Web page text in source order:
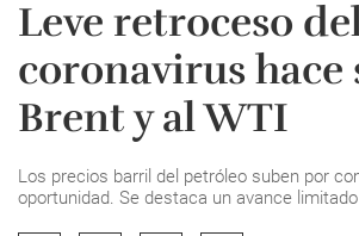
Leve retroceso
coronavirus hace
Brent y al WTI
Los precios barril del petróleo suben por
oportunidad. Se destaca un avance